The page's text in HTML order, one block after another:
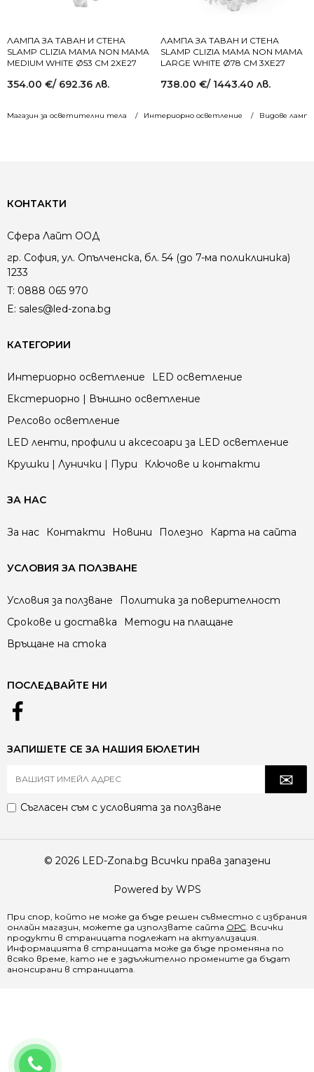
0888 065 970
Магазин за осветителни тела Интериорно осветление Видове
ЛАМПА ЗА ТАВАН И СТЕНА
SLAMP CLIZIA MAMA NON MAMA
MEDIUM WHITE Ø53 СМ 2XE27
354.00 €/ 692.36 лв.
ЛАМПА ЗА ТАВАН И СТЕНА
SLAMP CLIZIA MAMA NON MAMA
LARGE WHITE Ø78 СМ 3XE27
738.00 €/ 1443.40 лв.
КОНТАКТИ
Сфера Лайт ООД
гр. София, ул. Опълченска, бл. 54 (до 7-ма поликлиника)
1233
T: 0888 065 970
E: sales@led-zona.bg
КАТЕГОРИИ
Интериорно осветление
LED осветление
Екстериорно | Външно осветление
Релсово осветление
LED ленти, профили и аксесоари за LED осветление
Крушки | Лунички | Пури
Ключове и контакти
ЗА НАС
За нас Контакти Новини Полезно Карта на сайта
УСЛОВИЯ ЗА ПОЛЗВАНЕ
Условия за ползване
Политика за поверителност
Срокове и доставка
Методи на плащане
Връщане на стока
ПОСЛЕДВАЙТЕ НИ
ЗАПИШЕТЕ СЕ ЗА НАШИЯ БЮЛЕТИН
Съгласен съм с условията за ползване
© 2026 LED-Zona.bg Всички права запазени
Powered by WPS
При спор, който не може да бъде решен съвместно с избрания
онлайн магазин, можете да използвате сайта ОРС . Всички
продукти в страницата подлежат на актуализация.
Информацията в страницата може да бъде променяна по
всяко време, като не е задължително промените да бъдат
анонсирани в страницата.